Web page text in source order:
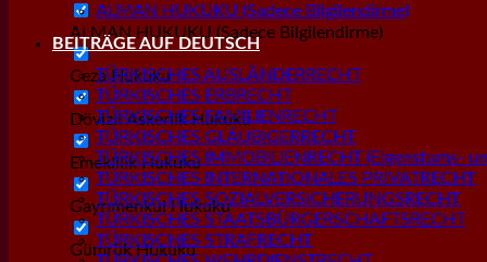
ALMAN HUKUKU (Sadece Bilgilendirme)
Ceza Hukuku
Dövizli Askerlik Hukuku
Emeklilik Hukuku
Gayrımenkul Hukuku
Gümrük Hukuku
ALMAN HUKUKU (Sadece Bilgilendirme)
BEITRÄGE AUF DEUTSCH
TÜRKISCHES AUSLÄNDERRECHT
TÜRKISCHES ERBRECHT
TÜRKISCHES FAMILIENRECHT
TÜRKISCHES GLÄUBIGERRECHT
TÜRKISCHES IMMOBILIENRECHT (Eigenstums-
TÜRKISCHES INTERNATIONALES PRIVATRECHT
TÜRKISCHES SOZIALVERSICHERUNGSRECHT
TÜRKISCHES STAATSBÜRGERSCHAFTSRECHT
TÜRKISCHES STRAFRECHT